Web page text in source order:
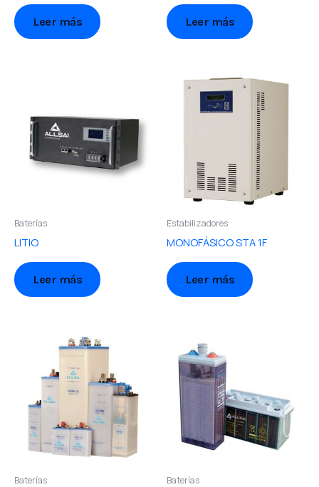
Leer más Leer más
Baterías
LITIO
Leer más
Estabilizadores
MONOFÁSICO STA 1F
Leer más
Baterías Baterías